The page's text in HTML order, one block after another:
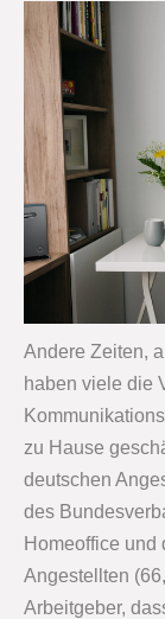
Andere Zeiten,
haben viele die
zu Hause
deutschen
des
Homeoffice
Angestellten
Arbeitgeber,